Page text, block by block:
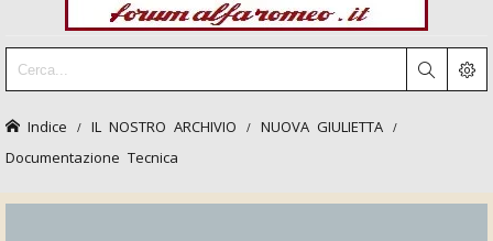
Indice IL NOSTRO ARCHIVIO NUOVA GIULIETTA
Documentazione Tecnica